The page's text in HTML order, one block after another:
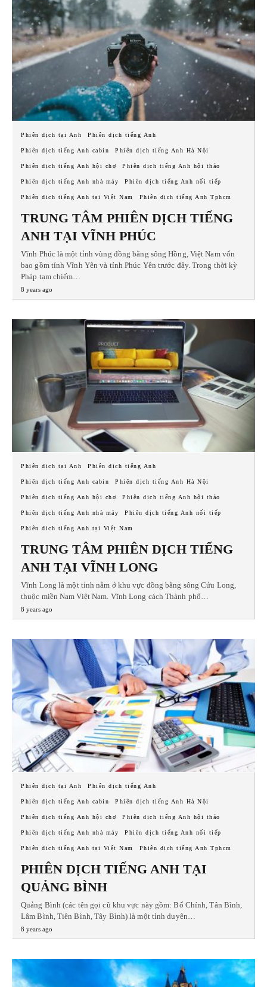
Phiên dịch tại Anh Phiên dịch tiếng Anh
Phiên dịch tiếng Anh cabin Phiên dịch tiếng Anh Hà Nội
Phiên dịch tiếng Anh hội chợ Phiên dịch tiếng Anh hội thảo
Phiên dịch tiếng Anh nhà máy Phiên dịch tiếng Anh nối tiếp
Phiên dich tiếng Anh tại Việt Nam Phiên dịch tiếng Anh Tphcm
TRUNG TÂM PHIÊN DỊCH TIẾNG
ANH TẠI VĨNH PHÚC
Vĩnh Phúc là một tỉnh vùng đồng bằng sông Hồng, Việt Nam vốn
bao gồm tỉnh Vĩnh Yên và tỉnh Phúc Yên trước đây. Trong thời kỳ
Pháp tạm chiếm…
8 years ago
Phiên dịch tại Anh Phiên dịch tiếng Anh
Phiên dịch tiếng Anh cabin Phiên dịch tiếng Anh Hà Nội
Phiên dịch tiếng Anh hội chợ Phiên dịch tiếng Anh hội thảo
Phiên dịch tiếng Anh nhà máy Phiên dịch tiếng Anh nối tiếp
Phiên dich tiếng Anh tại Việt Nam
TRUNG TÂM PHIÊN DỊCH TIẾNG
ANH TẠI VĨNH LONG
Vĩnh Long là một tỉnh nằm ở khu vực đồng bằng sông Cửu Long,
thuộc miền Nam Việt Nam. Vĩnh Long cách Thành phố…
8 years ago
Phiên dịch tại Anh Phiên dịch tiếng Anh
Phiên dịch tiếng Anh cabin Phiên dịch tiếng Anh Hà Nội
Phiên dịch tiếng Anh hội chợ Phiên dịch tiếng Anh hội thảo
Phiên dịch tiếng Anh nhà máy Phiên dịch tiếng Anh nối tiếp
Phiên dich tiếng Anh tại Việt Nam Phiên dịch tiếng Anh Tphcm
PHIÊN DỊCH TIẾNG ANH TẠI
QUẢNG BÌNH
Quảng Bình (các tên gọi cũ khu vực này gồm: Bố Chính, Tân Bình,
Lâm Bình, Tiên Bình, Tây Bình) là một tỉnh duyên…
8 years ago